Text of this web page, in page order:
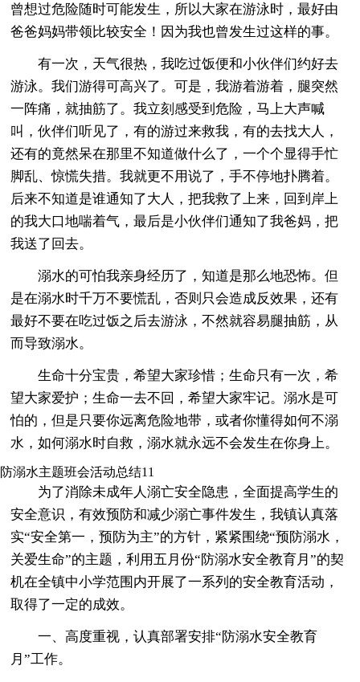
曾想过危险随时可能发生，所以大家在游泳时，最好由
爸爸妈妈带领比较安全！因为我也曾发生过这样的事。
有一次，天气很热，我吃过饭便和小伙伴们约好去
游泳。我们游得可高兴了。可是，我游着游着，腿突然
一阵痛，就抽筋了。我立刻感受到危险，马上大声喊
叫，伙伴们听见了，有的游过来救我，有的去找大人，
还有的竟然呆在那里不知道做什么了，一个个显得手忙
脚乱、惊慌失措。我就更不用说了，手不停地扑腾着。
后来不知道是谁通知了大人，把我救了上来，回到岸上
的我大口地喘着气，最后是小伙伴们通知了我爸妈，把
我送了回去。
溺水的可怕我亲身经历了，知道是那么地恐怖。但
是在溺水时千万不要慌乱，否则只会造成反效果，还有
最好不要在吃过饭之后去游泳，不然就容易腿抽筋，从
而导致溺水。
生命十分宝贵，希望大家珍惜；生命只有一次，希
望大家爱护；生命一去不回，希望大家牢记。溺水是可
怕的，但是只要你远离危险地带，或者你懂得如何不溺
水，如何溺水时自救，溺水就永远不会发生在你身上。
防溺水主题班会活动总结11
为了消除未成年人溺亡安全隐患，全面提高学生的
安全意识，有效预防和减少溺亡事件发生，我镇认真落
实“安全第一，预防为主”的方针，紧紧围绕“预防溺水，
关爱生命”的主题，利用五月份“防溺水安全教育月”的契
机在全镇中小学范围内开展了一系列的安全教育活动，
取得了一定的成效。
一、高度重视，认真部署安排“防溺水安全教育
月”工作。